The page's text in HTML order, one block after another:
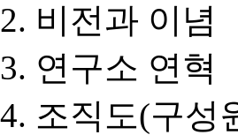
비전과 이념
연구소 연혁
조직도(구성